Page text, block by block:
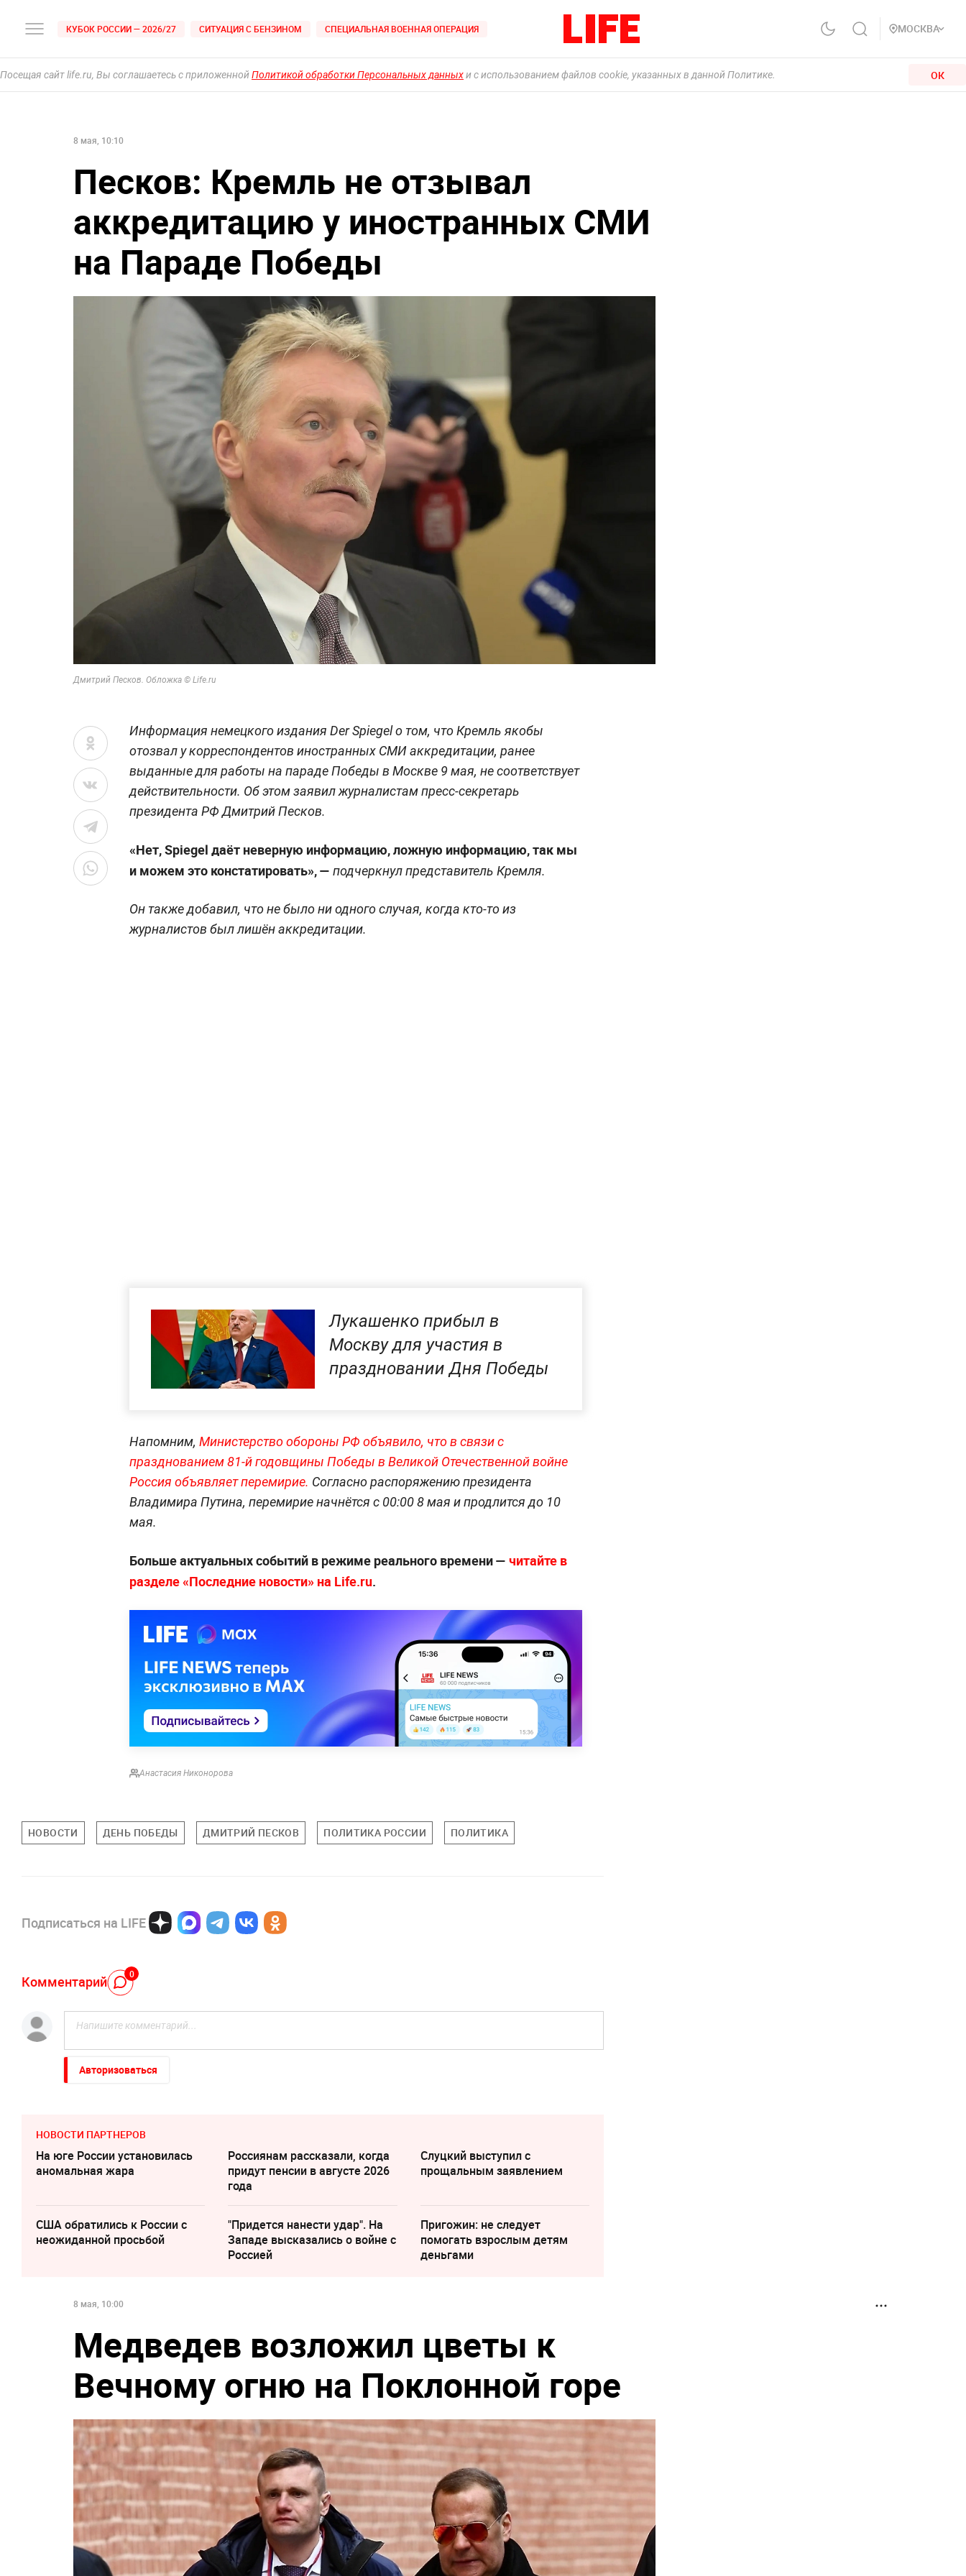
КУБОК РОССИИ — 2026/27 СИТУАЦИЯ С БЕНЗИНОМ СПЕЦИАЛЬНАЯ ВОЕННАЯ ОПЕРАЦИЯ МОСКВА
Посещая сайт life.ru, Вы соглашаетесь с приложеннойПолитикой обработки Персональных данныхи с использованием файлов cookie, указанных в данной Политике. ОК
8 мая, 10:10
Песков: Кремль не отзывал
аккредитацию у иностранных СМИ
на Параде Победы
Дмитрий Песков. Обложка © Life.ru
Информация немецкого издания Der Spiegel о том, что Кремль якобы
отозвал у корреспондентов иностранных СМИ аккредитации, ранее
выданные для работы на параде Победы в Москве 9 мая, не соответствует
действительности. Об этом заявил журналистам пресс-секретарь
президента РФ Дмитрий Песков.
«Нет, Spiegel даёт неверную информацию, ложную информацию, так мы
и можем это констатировать», — подчеркнул представитель Кремля.
Он также добавил, что не было ни одного случая, когда кто-то из
журналистов был лишён аккредитации.
Лукашенко прибыл в
Москву для участия в
праздновании Дня Победы
Напомним, Министерство обороны РФ объявило, что в связи с
празднованием 81-й годовщины Победы в Великой Отечественной войне
Россия объявляет перемирие. Согласно распоряжению президента
Владимира Путина, перемирие начнётся с 00:00 8 мая и продлится до 10
мая.
Больше актуальных событий в режиме реального времени — читайте в
разделе «Последние новости» на Life.ru.
Анастасия Никонорова
НОВОСТИ ДЕНЬ ПОБЕДЫ ДМИТРИЙ ПЕСКОВ ПОЛИТИКА РОССИИ ПОЛИТИКА
Подписаться на LIFE
Комментарий 0
Авторизоваться
НОВОСТИ ПАРТНЕРОВ
На юге России установилась
аномальная жара
Россиянам рассказали, когда
придут пенсии в августе 2026
года
Слуцкий выступил с
прощальным заявлением
США обратились к России с
неожиданной просьбой
"Придется нанести удар". На
Западе высказались о войне с
Россией
Пригожин: не следует
помогать взрослым детям
деньгами
8 мая, 10:00
Медведев возложил цветы к
Вечному огню на Поклонной горе